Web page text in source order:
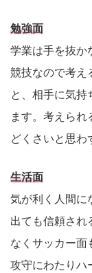
勉強面
学業は手を抜か
競技なので考え
と、相手に気持
ます。考えら
どくさいと思わ
生活面
気が利く人間に
出ても信頼され
なくサッカー面
攻守にわたりハ